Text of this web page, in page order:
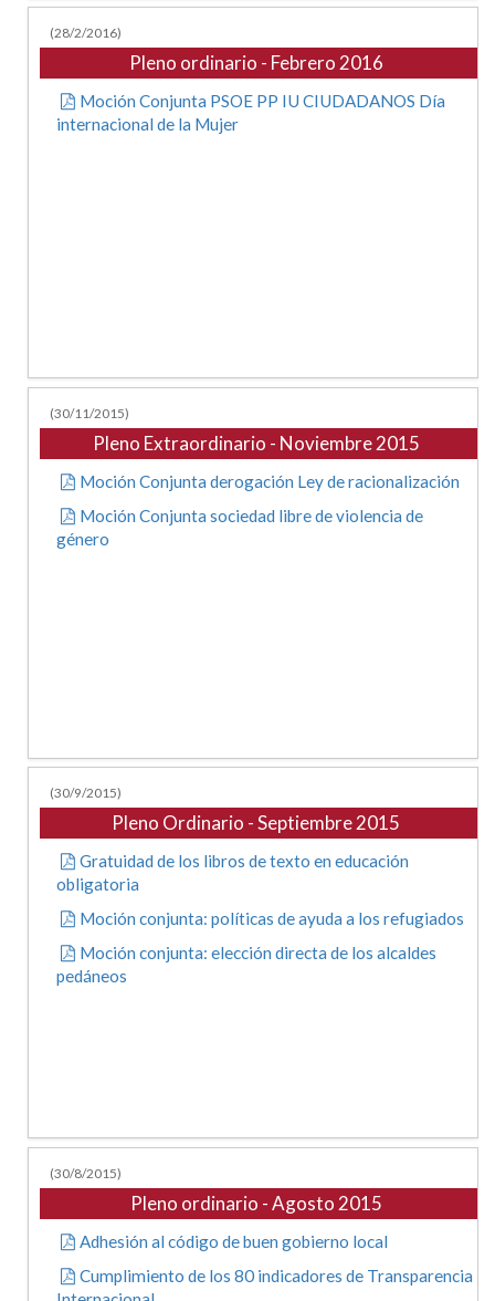
(28/2/2016)
Pleno ordinario - Febrero 2016
Moción Conjunta PSOE PP IU CIUDADANOS Día
internacional de la Mujer
(30/11/2015)
Pleno Extraordinario - Noviembre 2015
Moción Conjunta derogación Ley de racionalización
Moción Conjunta sociedad libre de violencia de
género
(30/9/2015)
Pleno Ordinario - Septiembre 2015
Gratuidad de los libros de texto en educación
obligatoria
Moción conjunta: políticas de ayuda a los refugiados
Moción conjunta: elección directa de los alcaldes
pedáneos
(30/8/2015)
Pleno ordinario - Agosto 2015
Adhesión al código de buen gobierno local
Cumplimiento de los 80 indicadores de Transparencia